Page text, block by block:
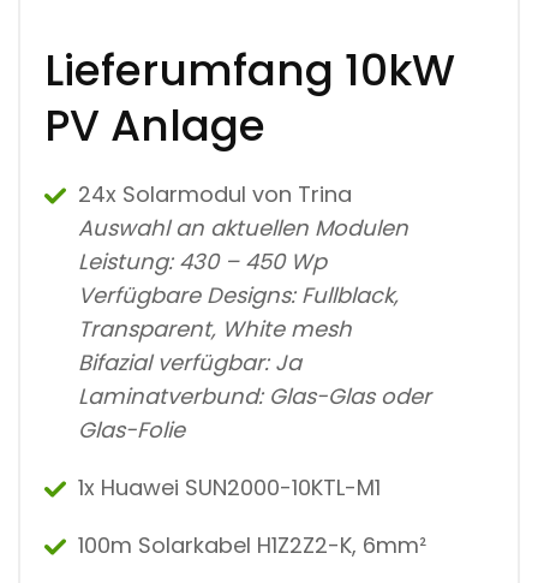
Lieferumfang 10kW
PV Anlage
24x Solarmodul von Trina
Auswahl an aktuellen Modulen
Leistung: 430 – 450 Wp
Verfügbare Designs: Fullblack,
Transparent, White mesh
Bifazial verfügbar: Ja
Laminatverbund: Glas-Glas oder
Glas-Folie
1x Huawei SUN2000-10KTL-M1
100m Solarkabel H1Z2Z2-K, 6mm²